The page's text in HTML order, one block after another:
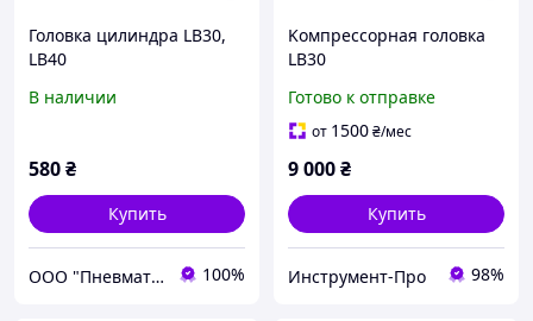
Головка цилиндра LB30,
LB40
В наличии
580₴
Купить
ООО "Пневматик Трейд" 100%
Koмпpeccopнaя гoлoвкa
LB30
Готово к отправке
от 1500₴/мес
9 000₴
Купить
Инструмент-Про 98%